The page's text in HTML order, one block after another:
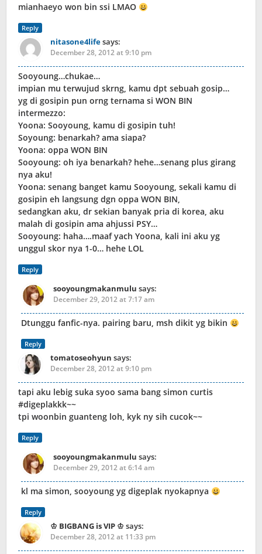
mianhaeyo won bin ssi LMAO
Reply
nitasone4lifesays:
December 28, 2012 at 9:10 pm
Sooyoung…chukae…
impian mu terwujud skrng, kamu dpt sebuah gosip…
yg di gosipin pun orng ternama si WON BIN
intermezzo:
Yoona: Sooyoung, kamu di gosipin tuh!
Soyoung: benarkah? ama siapa?
Yoona: oppa WON BIN
Sooyoung: oh iya benarkah? hehe…senang plus girang
nya aku!
Yoona: senang banget kamu Sooyoung, sekali kamu di
gosipin eh langsung dgn oppa WON BIN,
sedangkan aku, dr sekian banyak pria di korea, aku
malah di gosipin ama ahjussi PSY…
Sooyoung: haha….maaf yach Yoona, kali ini aku yg
unggul skor nya 1-0… hehe LOL
Reply
sooyoungmakanmulu says:
December 29, 2012 at 7:17 am
Dtunggu fanfic-nya. pairing baru, msh dikit yg bikin
Reply
tomatoseohyun says:
December 28, 2012 at 9:10 pm
tapi aku lebig suka syoo sama bang simon curtis
#digeplakkk~~
tpi woonbin guanteng loh, kyk ny sih cucok~~
Reply
sooyoungmakanmulu says:
December 29, 2012 at 6:14 am
kl ma simon, sooyoung yg digeplak nyokapnya
Reply
♔ BIGBANG is VIP ♔ says:
December 28, 2012 at 11:33 pm